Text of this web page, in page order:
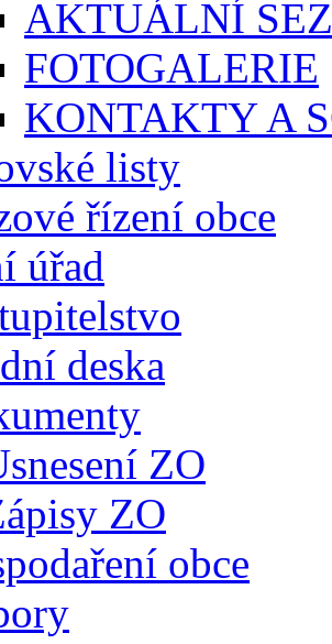
AKTUÁLNÍ
FOTOGALERIE
KONTAKTY A
listy
řízení obce
úřad
deska
ZO
ZO
obce